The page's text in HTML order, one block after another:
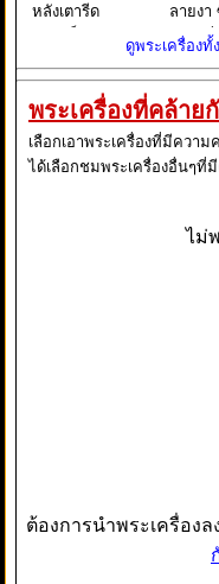
หลังเตารีด
ธรรมดา ปี
๒๕๐๕ นับเป็น
พระยอดนิยม
อีกรุ่นหนึ่งใน
ลายงา
เขียน
พระ แ
เขียนต่
ว่า ผงเ
เด็จพุฒ
ย์ แห่ง
ดูพระเครื่องทั้
พระเครื่องที่คล้าย
เลือกเอาพระเครื่องที่มีควา
ได้เลือกชมพระเครื่องอื่นๆที่
ไม่
ต้องการนำพระเครื่องล